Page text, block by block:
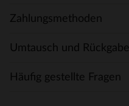
Zahlungsmethoden
Umtausch und Rückgabe
Häufig gestellte Fragen